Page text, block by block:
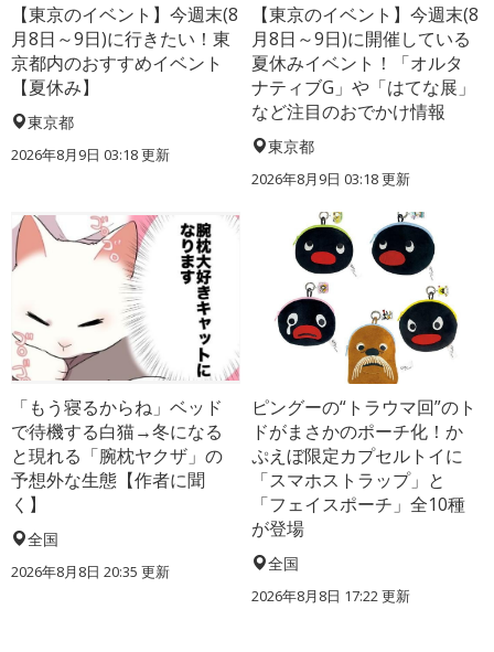
【東京のイベント】今週末(8
月8日～9日)に行きたい！東
京都内のおすすめイベント
【夏休み】
東京都
2026年8月9日 03:18更新
【東京のイベント】今週末(8
月8日～9日)に開催している
夏休みイベント！「オルタ
ナティブG」や「はてな展」
など注目のおでかけ情報
東京都
2026年8月9日 03:18更新
「もう寝るからね」ベッド
で待機する白猫→冬になる
と現れる「腕枕ヤクザ」の
予想外な生態【作者に聞
く】
全国
2026年8月8日 20:35 更新
ピングーの“トラウマ回”のト
ドがまさかのポーチ化！か
ぷえぼ限定カプセルトイに
「スマホストラップ」と
「フェイスポーチ」全10種
が登場
全国
2026年8月8日 17:22 更新